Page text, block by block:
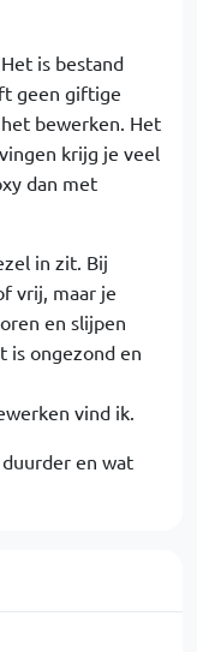
is bestand
geen giftige
bewerken. Het
krijg je veel
dan met
in zit. Bij
vrij, maar je
en slijpen
is ongezond en
vind ik.
en wat